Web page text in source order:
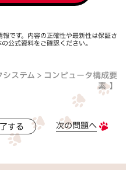
です。内容の正確性や最新性は保証さ
公式資料をご確認ください。
ステム > コンピュータ構成要
素
する 次の問題へ